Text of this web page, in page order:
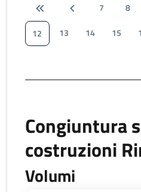
7 8
12
13 14 15
Congiuntura
costruzioni
Volumi